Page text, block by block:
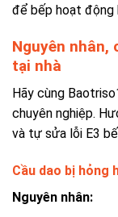
để bếp hoạt động
Nguyên nhân,
tại nhà
Hãy cùng
chuyên nghiệp.
và tự sửa lỗi E3
Cầu dao bị hỏng
Nguyên nhân: